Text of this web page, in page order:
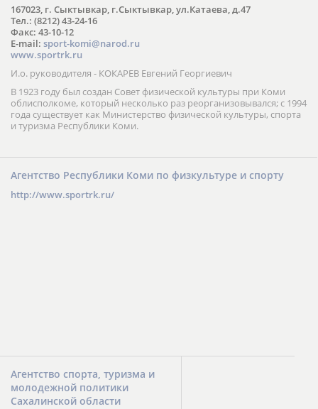
167023, г. Сыктывкар, г.Сыктывкар, ул.Катаева, д.47
Тел.: (8212) 43-24-16
Факс: 43-10-12
E-mail: sport-komi@narod.ru
www.sportrk.ru
И.о. руководителя - КОКАРЕВ Евгений Георгиевич
В 1923 году был создан Совет физической культуры при Коми
облисполкоме, который несколько раз реорганизовывался; с 1994
года существует как Министерство физической культуры, спорта
и туризма Республики Коми.
Агентство Республики Коми по физкультуре и спорту
http://www.sportrk.ru/
Агентство спорта, туризма и
молодежной политики
Сахалинской области